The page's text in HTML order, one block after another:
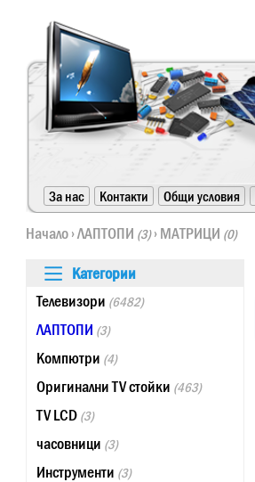
За нас Контакти Общи условия
https://www.high-endrolex.com/24
Начало › ЛАПТОПИ (3)› МАТРИЦИ (0)
Категории
Телевизори (6482)
ЛАПТОПИ (3)
Компютри (4)
Оригинални TV стойки (463)
TV LCD (3)
часовници (3)
Инструменти (3)